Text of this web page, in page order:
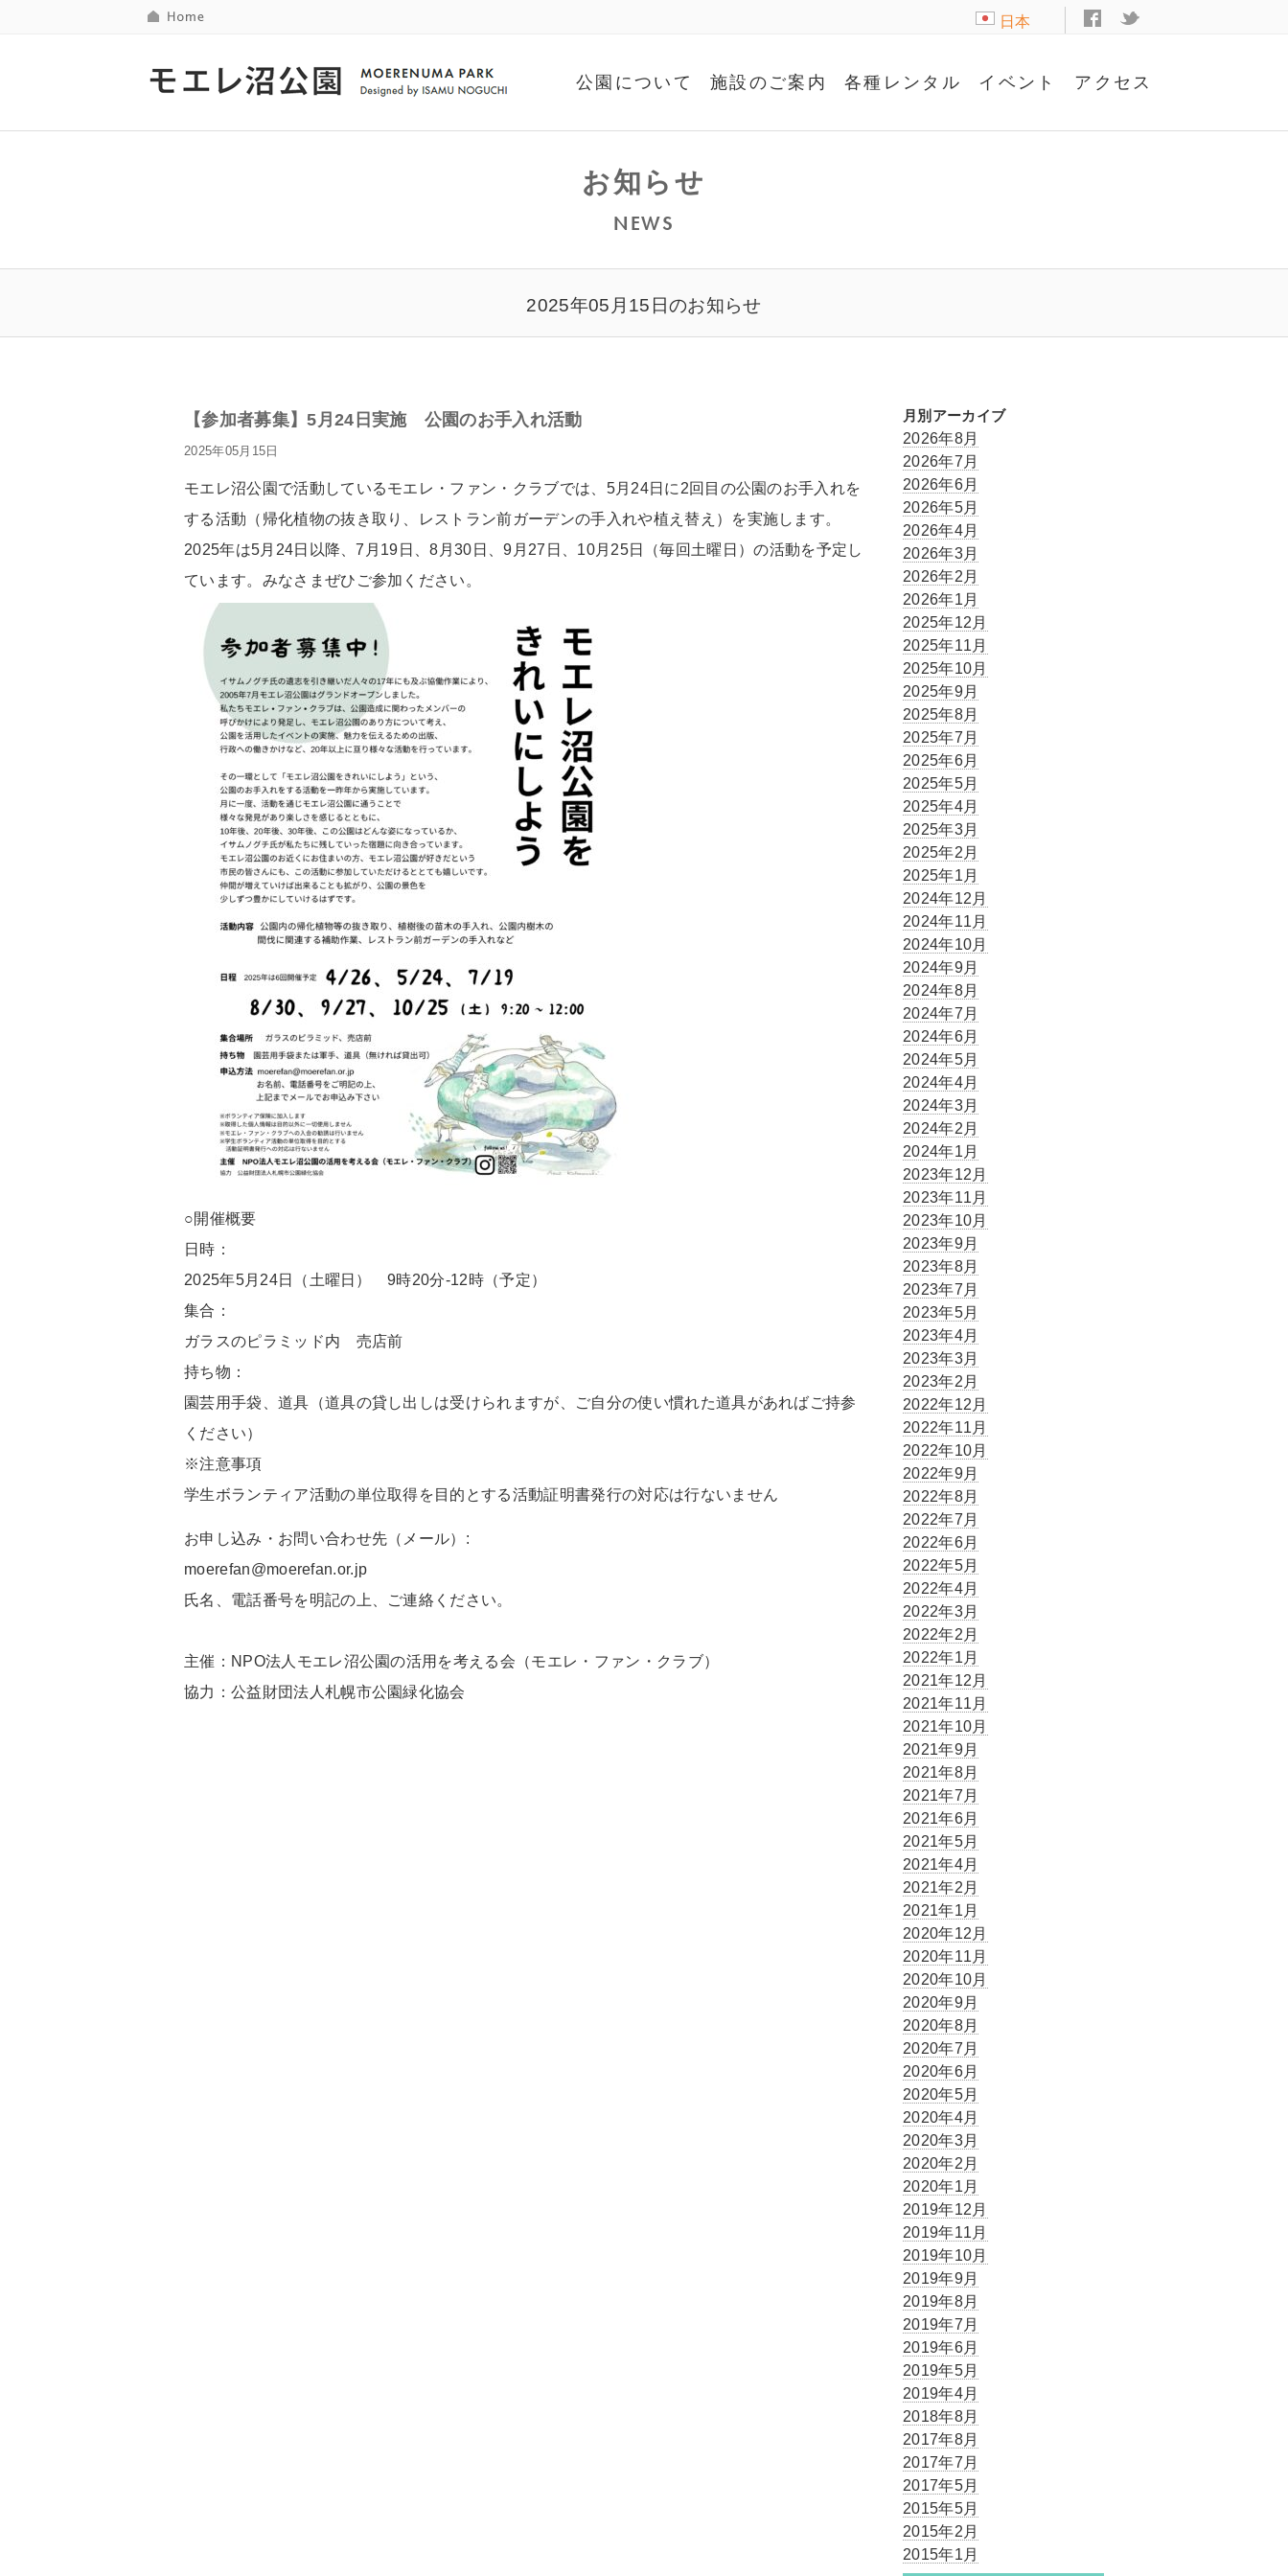
日本
公園について 施設のご案内 各種レンタル イベント アクセス
お知らせ
NEWS
2025年05月15日のお知らせ
【参加者募集】5月24日実施 公園のお手入れ活動
2025年05月15日
モエレ沼公園で活動しているモエレ・ファン・クラブでは、5月24日に2回目の公園のお手入れを
する活動（帰化植物の抜き取り、レストラン前ガーデンの手入れや植え替え）を実施します。
2025年は5月24日以降、7月19日、8月30日、9月27日、10月25日（毎回土曜日）の活動を予定し
ています。みなさまぜひご参加ください。
○開催概要
日時：
2025年5月24日（土曜日） 9時20分‐12時（予定）
集合：
ガラスのピラミッド内 売店前
持ち物：
園芸用手袋、道具（道具の貸し出しは受けられますが、ご自分の使い慣れた道具があればご持参
ください）
※注意事項
学生ボランティア活動の単位取得を目的とする活動証明書発行の対応は行ないません
お申し込み・お問い合わせ先（メール）:
moerefan@moerefan.or.jp
氏名、電話番号を明記の上、ご連絡ください。
主催：NPO法人モエレ沼公園の活用を考える会（モエレ・ファン・クラブ）
協力：公益財団法人札幌市公園緑化協会
月別アーカイブ
2026年8月
2026年7月
2026年6月
2026年5月
2026年4月
2026年3月
2026年2月
2026年1月
2025年12月
2025年11月
2025年10月
2025年9月
2025年8月
2025年7月
2025年6月
2025年5月
2025年4月
2025年3月
2025年2月
2025年1月
2024年12月
2024年11月
2024年10月
2024年9月
2024年8月
2024年7月
2024年6月
2024年5月
2024年4月
2024年3月
2024年2月
2024年1月
2023年12月
2023年11月
2023年10月
2023年9月
2023年8月
2023年7月
2023年5月
2023年4月
2023年3月
2023年2月
2022年12月
2022年11月
2022年10月
2022年9月
2022年8月
2022年7月
2022年6月
2022年5月
2022年4月
2022年3月
2022年2月
2022年1月
2021年12月
2021年11月
2021年10月
2021年9月
2021年8月
2021年7月
2021年6月
2021年5月
2021年4月
2021年2月
2021年1月
2020年12月
2020年11月
2020年10月
2020年9月
2020年8月
2020年7月
2020年6月
2020年5月
2020年4月
2020年3月
2020年2月
2020年1月
2019年12月
2019年11月
2019年10月
2019年9月
2019年8月
2019年7月
2019年6月
2019年5月
2019年4月
2018年8月
2017年8月
2017年7月
2017年5月
2015年5月
2015年2月
2015年1月